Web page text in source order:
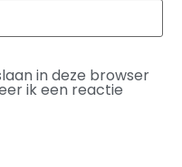
in deze browser
ik een reactie